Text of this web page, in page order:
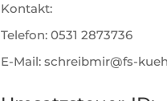
Kontakt:
Telefon: 0531 2873736
E-Mail: schreibmir@fs-